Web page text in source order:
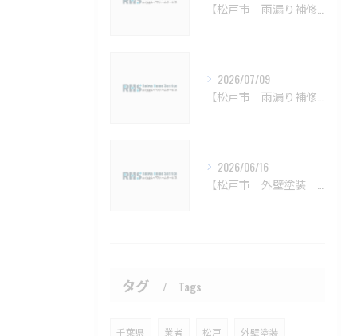
2026/07/09
2026/06/16
タグ Tags
千葉県 業者 松戸 外壁塗装